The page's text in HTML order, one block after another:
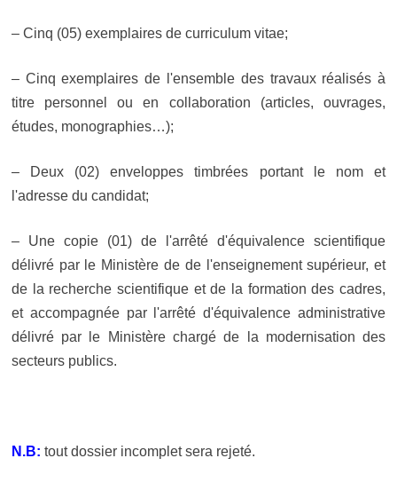
– Cinq (05) exemplaires de curriculum vitae;
– Cinq exemplaires de l'ensemble des travaux réalisés à
titre personnel ou en collaboration (articles, ouvrages,
études, monographies…);
– Deux (02) enveloppes timbrées portant le nom et
l'adresse du candidat;
– Une copie (01) de l'arrêté d'équivalence scientifique
délivré par le Ministère de de l'enseignement supérieur, et
de la recherche scientifique et de la formation des cadres,
et accompagnée par l'arrêté d'équivalence administrative
délivré par le Ministère chargé de la modernisation des
secteurs publics.
N.B: tout dossier incomplet sera rejeté.